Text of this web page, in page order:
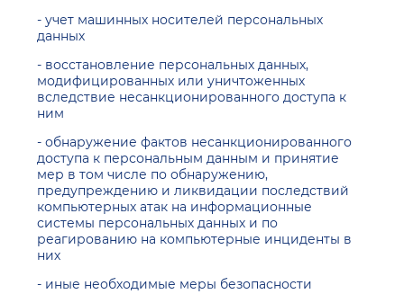
- учет машинных носителей персональных
данных
- восстановление персональных данных,
модифицированных или уничтоженных
вследствие несанкционированного доступа к
ним
- обнаружение фактов несанкционированного
доступа к персональным данным и принятие
мер в том числе по обнаружению,
предупреждению и ликвидации последствий
компьютерных атак на информационные
системы персональных данных и по
реагированию на компьютерные инциденты в
них
- иные необходимые меры безопасности